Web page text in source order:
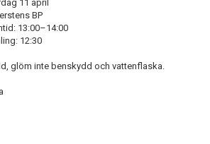
11 april
BP
13:00–14:00
12:30
glöm inte benskydd och vattenflaska.